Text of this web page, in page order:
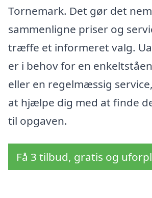
Tornemark. Det gør det
sammenligne priser og
træffe et informeret valg.
er i behov for en
eller en regelmæssig
at hjælpe dig med at finde
til opgaven.
Få 3 tilbud, gratis og